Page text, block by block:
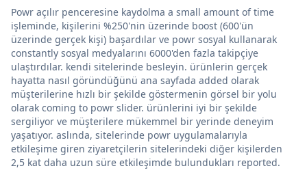
Powr açılır penceresine kaydolma a small amount of time
işleminde, kişilerini %250'nin üzerinde boost (600'ün
üzerinde gerçek kişi) başardılar ve powr sosyal kullanarak
constantly sosyal medyalarını 6000'den fazla takipçiye
ulaştırdılar. kendi sitelerinde besleyin. ürünlerin gerçek
hayatta nasıl göründüğünü ana sayfada added olarak
müşterilerine hızlı bir şekilde göstermenin görsel bir yolu
olarak coming to powr slider. ürünlerini iyi bir şekilde
sergiliyor ve müşterilere mükemmel bir yerinde deneyim
yaşatıyor. aslında, sitelerinde powr uygulamalarıyla
etkileşime giren ziyaretçilerin sitelerindeki diğer kişilerden
2,5 kat daha uzun süre etkileşimde bulundukları reported.